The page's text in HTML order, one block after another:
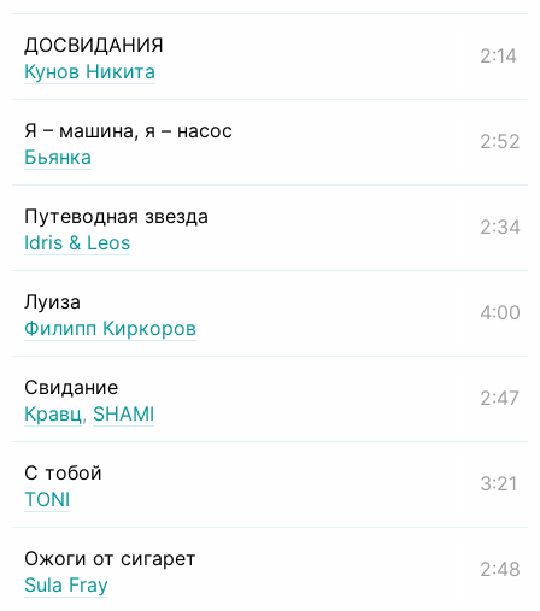
ДОСВИДАНИЯ
Кунов Никита
2:14
Я – машина, я – насос
Бьянка
2:52
Путеводная звезда
Idris & Leos
2:34
Луиза
Филипп Киркоров
4:00
Свидание
Кравц, SHAMI
2:47
С тобой
TONI
3:21
Ожоги от сигарет
Sula Fray
2:48